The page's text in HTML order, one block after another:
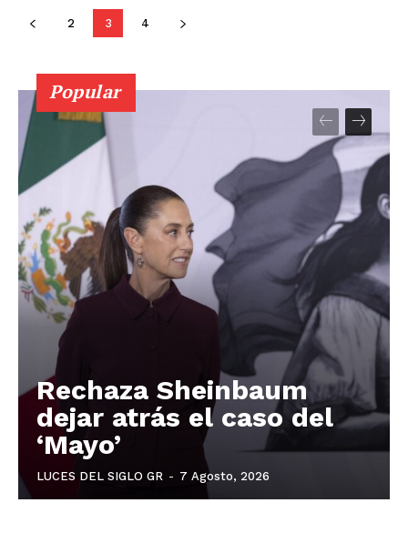
2 3 4
Popular
Rechaza Sheinbaum
dejar atrás el caso del
‘Mayo’
LUCES DEL SIGLO GR - 7 Agosto, 2026